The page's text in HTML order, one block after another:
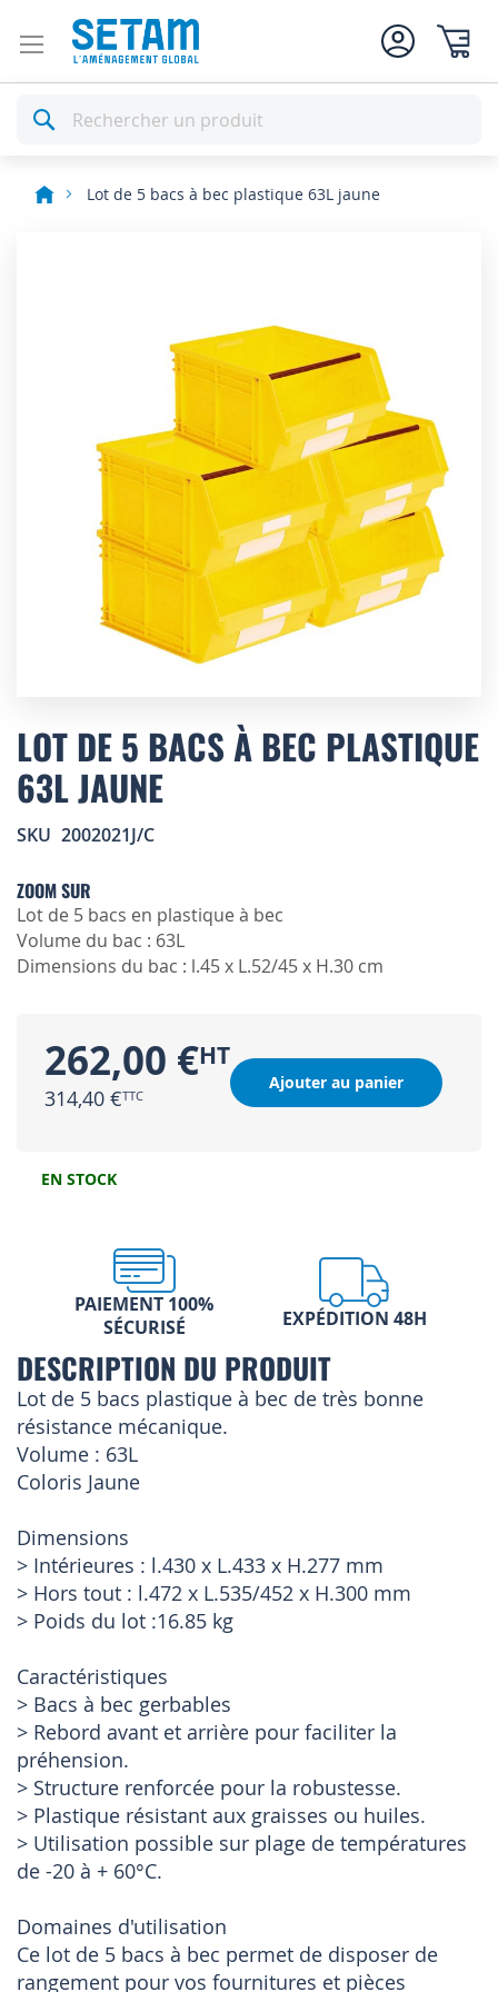
Rechercher
Lot de 5 bacs à bec plastique 63L jaune
to
the
beginning
of
images
LOT DE 5 BACS À BEC PLASTIQUE
63L JAUNE
SKU 2002021J/C
ZOOM SUR
Lot de 5 bacs en plastique à bec
Volume du bac : 63L
Dimensions du bac : l.45 x L.52/45 x H.30 cm
262,00 €
314,40 €
Ajouter au panier
EN STOCK
PAIEMENT 100%
SÉCURISÉ
EXPÉDITION 48H
DESCRIPTION DU PRODUIT
Lot de 5 bacs plastique à bec de très bonne
résistance mécanique.
Volume : 63L
Coloris Jaune
Dimensions
> Intérieures : l.430 x L.433 x H.277 mm
> Hors tout : l.472 x L.535/452 x H.300 mm
> Poids du lot :16.85 kg
Caractéristiques
> Bacs à bec gerbables
> Rebord avant et arrière pour faciliter la
préhension.
> Structure renforcée pour la robustesse.
> Plastique résistant aux graisses ou huiles.
> Utilisation possible sur plage de températures
de -20 à + 60°C.
Domaines d'utilisation
Ce lot de 5 bacs à bec permet de disposer de
rangement pour vos fournitures et pièces